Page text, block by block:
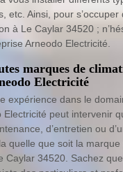
etc. Ainsi, pour
à Le Caylar 34520 ;
Arneodo Electricité.
marques de
Electricité
expérience dans le
peut intervenir
d’entretien ou
quelle que soit la
Caylar 34520. Sachez